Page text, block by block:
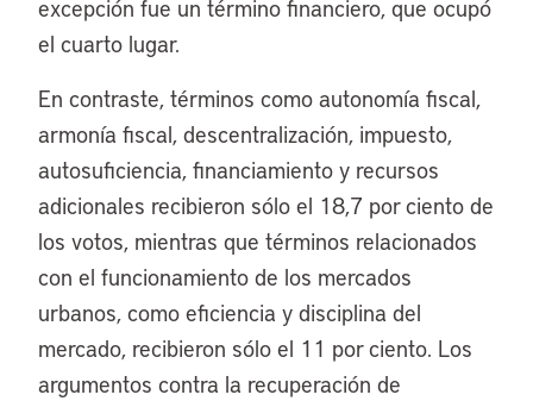
excepción fue un término financiero, que ocupó
el cuarto lugar.
En contraste, términos como autonomía fiscal,
armonía fiscal, descentralización, impuesto,
autosuficiencia, financiamiento y recursos
adicionales recibieron sólo el 18,7 por ciento de
los votos, mientras que términos relacionados
con el funcionamiento de los mercados
urbanos, como eficiencia y disciplina del
mercado, recibieron sólo el 11 por ciento. Los
argumentos contra la recuperación de